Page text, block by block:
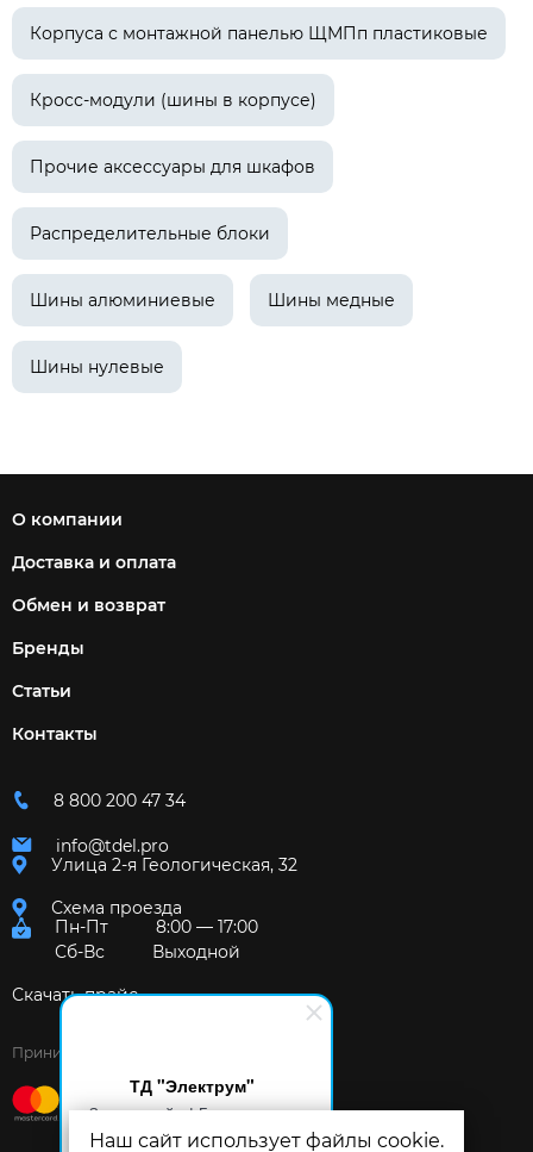
ТД "Электрум"
Здравствуйте! Готов помочь
вам. Напишите мне, если у
Наш сайт использует файлы cookie.
Корпуса с монтажной панелью ЩМПп пластиковые
Кросс-модули (шины в корпусе)
Прочие аксессуары для шкафов
Распределительные блоки
Шины алюминиевые Шины медные
Шины нулевые
О компании
Доставка и оплата
Обмен и возврат
Бренды
Статьи
Контакты
8 800 200 47 34
info@tdel.pro
Улица 2-я Геологическая, 32
Схема проезда
Пн-Пт
8:00 — 17:00
Сб-Вс
Выходной
Скачать прайс
Принимаем к оплате: